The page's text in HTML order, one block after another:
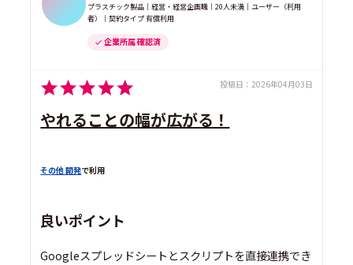
プラスチック製品｜経営・経営企画職｜20人未満｜ユーザー（利用
者）｜契約タイプ 有償利用
企業所属 確認済
投稿日： 2026年04月03日
やれることの幅が広がる！
その他 開発で利用
良いポイント
Googleスプレッドシートとスクリプトを直接連携でき